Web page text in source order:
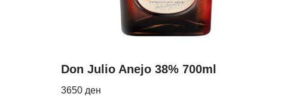
Don Julio Anejo 38% 700ml
3650 ден